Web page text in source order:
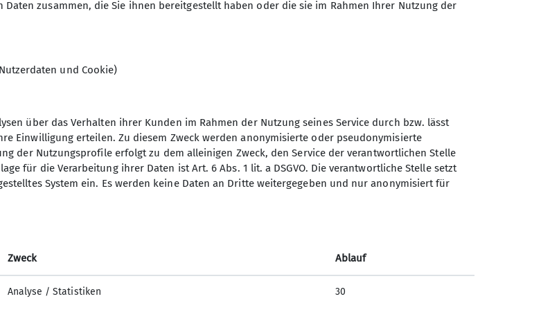
Ski-Unternehmungen.
Unternehmungen angeboten. Bei unserem vielfältigen
Gruppe kennenlernen will, fasse sich ein Herz und komme am besten
in Gilching (immer 14-tägig von 10:30 bis 11:30 Uhr) und mache
Wochentagswanderer:
vierseenland.de
Sektion Vierseenland des
Telefon +4981529839280
zusammen, die Sie ihnen bereitgestellt haben oder die sie im Rahmen Ihrer Nutzung der
und Cookie)
über das Verhalten ihrer Kunden im Rahmen der Nutzung seines Service durch bzw. lässt
Einwilligung erteilen. Zu diesem Zweck werden anonymisierte oder pseudonymisierte
der Nutzungsprofile erfolgt zu dem alleinigen Zweck, den Service der verantwortlichen Stelle
für die Verarbeitung ihrer Daten ist Art. 6 Abs. 1 lit. a DSGVO. Die verantwortliche Stelle setzt
System ein. Es werden keine Daten an Dritte weitergegeben und nur anonymisiert für
Zweck Ablauf
Analyse / Statistiken 30